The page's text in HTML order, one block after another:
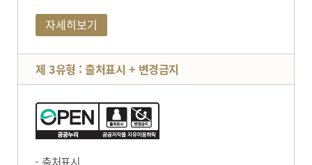
자세히보기
제 3유형 : 출처표시 + 변경금지